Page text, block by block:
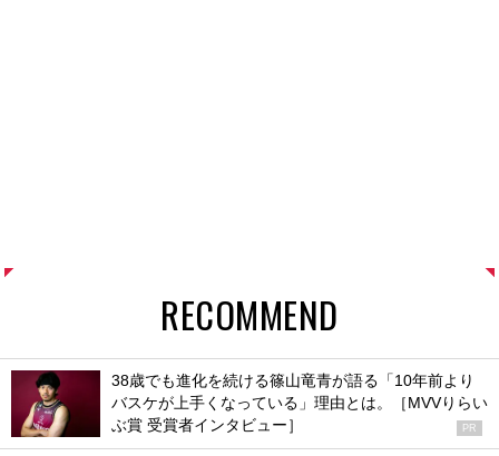
RECOMMEND
38歳でも進化を続ける篠山竜青が語る「10年前より
バスケが上手くなっている」理由とは。［MVVりらい
ぶ賞 受賞者インタビュー］
PR